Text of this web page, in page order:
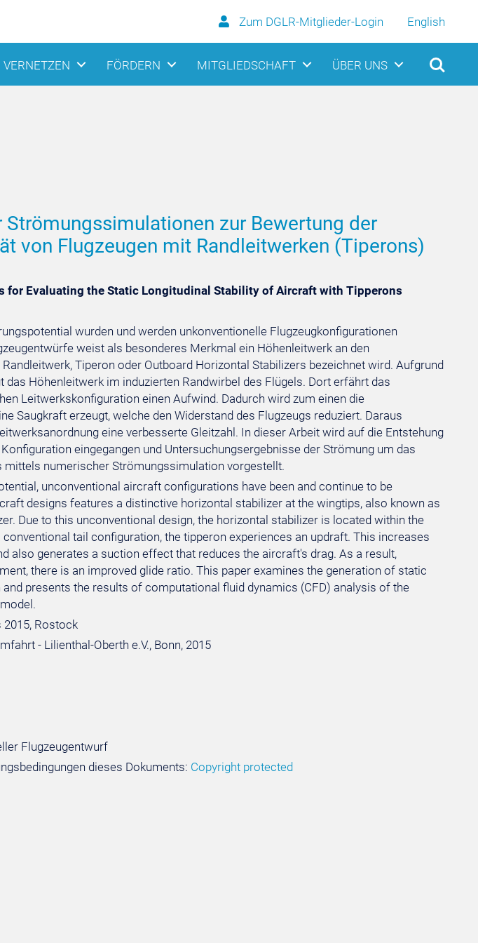
Zum DGLR-Mitglieder-Login English
VERNETZEN FÖRDERN MITGLIEDSCHAFT ÜBER UNS
Strömungssimulationen zur Bewertung der
von Flugzeugen mit Randleitwerken (Tiperons)
for Evaluating the Static Longitudinal Stability of Aircraft with Tipperons
wurden und werden unkonventionelle Flugzeugkonfigurationen
weist als besonderes Merkmal ein Höhenleitwerk an den
Tiperon oder Outboard Horizontal Stabilizers bezeichnet wird. Aufgrund
das Höhenleitwerk im induzierten Randwirbel des Flügels. Dort erfährt das
Leitwerkskonfiguration einen Aufwind. Dadurch wird zum einen die
Saugkraft erzeugt, welche den Widerstand des Flugzeugs reduziert. Daraus
eine verbesserte Gleitzahl. In dieser Arbeit wird auf die Entstehung
eingegangen und Untersuchungsergebnisse der Strömung um das
mittels numerischer Strömungssimulation vorgestellt.
unconventional aircraft configurations have been and continue to be
designs features a distinctive horizontal stabilizer at the wingtips, also known as
Due to this unconventional design, the horizontal stabilizer is located within the
tail configuration, the tipperon experiences an updraft. This increases
also generates a suction effect that reduces the aircraft's drag. As a result,
there is an improved glide ratio. This paper examines the generation of static
presents the results of computational fluid dynamics (CFD) analysis of the
Rostock
- Lilienthal-Oberth e.V., Bonn, 2015
Flugzeugentwurf
dieses Dokuments: Copyright protected